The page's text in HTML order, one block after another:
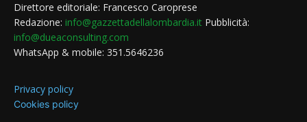
Direttore editoriale: Francesco Caroprese
Redazione: info@gazzettadellalombardia.it Pubblicità:
info@dueaconsulting.com
WhatsApp & mobile: 351.5646236
Privacy policy
Cookies policy